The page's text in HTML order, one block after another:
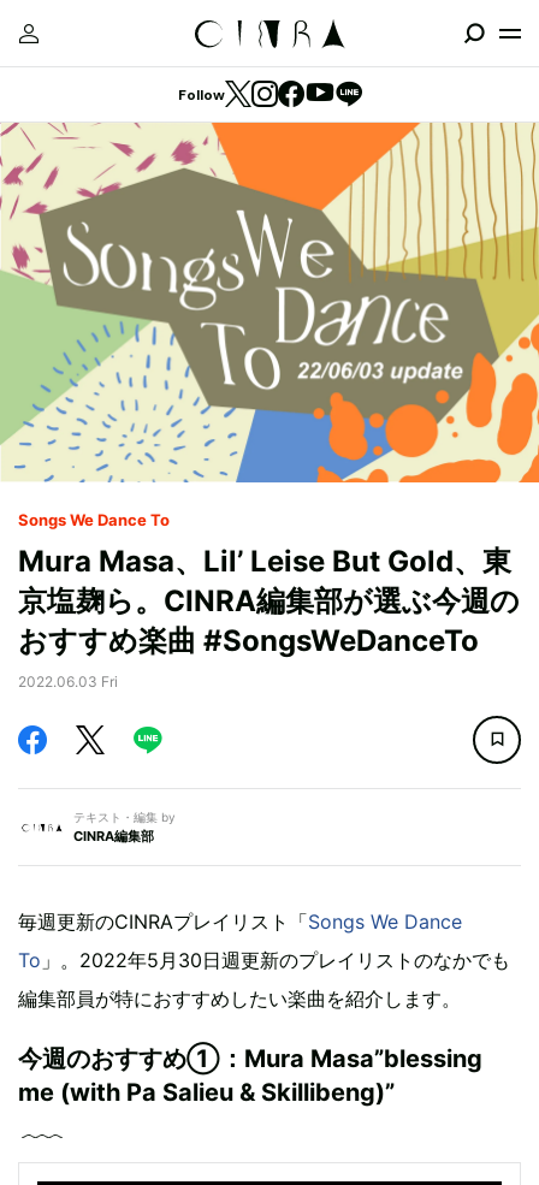
Follow
Songs We Dance To
Mura Masa、Lil’ Leise But Gold、東
京塩麹ら。CINRA編集部が選ぶ今週の
おすすめ楽曲 #SongsWeDanceTo
2022.06.03 Fri
テキスト・編集 by
CINRA編集部
毎週更新のCINRAプレイリスト「Songs We Dance
To 」。2022年5月30日週更新のプレイリストのなかでも
編集部員が特におすすめしたい楽曲を紹介します。
今週のおすすめ①：Mura Masa”blessing
me (with Pa Salieu & Skillibeng)”